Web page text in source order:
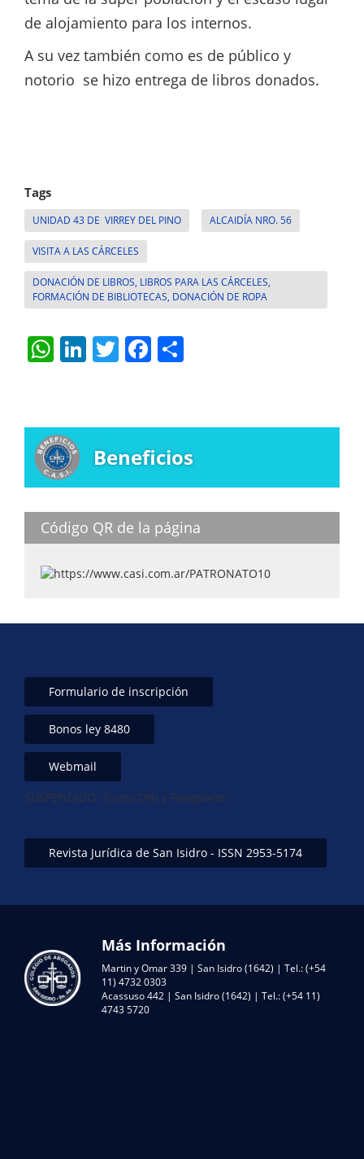
de alojamiento para los internos.
A su vez también como es de público y
notorio se hizo entrega de libros donados.
Tags
UNIDAD 43 DE VIRREY DEL PINO ALCAIDÍA NRO. 56
VISITA A LAS CÁRCELES
DONACIÓN DE LIBROS, LIBROS PARA LAS CÁRCELES,
FORMACIÓN DE BIBLIOTECAS, DONACIÓN DE ROPA
W
h
s
A
p
Li
n
e
dI
n
T
w
er
F
a
e
b
o
k
e
Beneficios
Código QR de la página
Formulario de inscripción
Bonos ley 8480
Webmail
SUSPENDIDO: Turno DNI y Pasaporte-
Revista Jurídica de San Isidro - ISSN 2953-5174
Más Información
Martin y Omar 339 | San Isidro (1642) | Tel.: (+54
11) 4732 0303
Acassuso 442 | San Isidro (1642) | Tel.: (+54 11)
4743 5720